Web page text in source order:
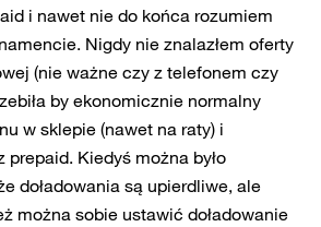
i nawet nie do końca rozumiem
Nigdy nie znalazłem oferty
(nie ważne czy z telefonem czy
by ekonomicznie normalny
w sklepie (nawet na raty) i
prepaid. Kiedyś można było
doładowania są upierdliwe, ale
można sobie ustawić doładowanie